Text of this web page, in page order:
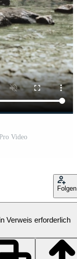
Video
Folgen
Verweis erforderlich